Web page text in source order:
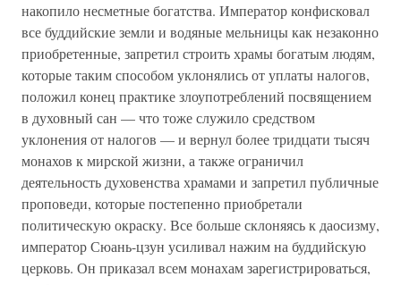
накопило несметные богатства. Император конфисковал
все буддийские земли и водяные мельницы как незаконно
приобретенные, запретил строить храмы богатым людям,
которые таким способом уклонялись от уплаты налогов,
положил конец практике злоупотреблений посвящением
в духовный сан — что тоже служило средством
уклонения от налогов — и вернул более тридцати тысяч
монахов к мирской жизни, а также ограничил
деятельность духовенства храмами и запретил публичные
проповеди, которые постепенно приобретали
политическую окраску. Все больше склоняясь к даосизму,
император Сюань-цзун усиливал нажим на буддийскую
церковь. Он приказал всем монахам зарегистрироваться,